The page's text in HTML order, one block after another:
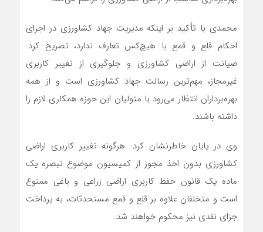
محمدی با تأکید بر اینکه مدیریت جهاد کشاورزی در اجرای
احکام قلع و قمع با هیچ‌کس تعارف ندارد، تصریح کرد:
صیانت از اراضی کشاورزی و جلوگیری از تغییر کاربری
غیرمجاز، مهم‌ترین رسالت جهاد کشاورزی است و از همه
بهره‌برداران انتظار می‌رود با متولیان این حوزه همکاری لازم را
داشته باشند.
وی در پایان خاطرنشان کرد: هرگونه تغییر کاربری اراضی
کشاورزی بدون اخذ مجوز از کمیسیون موضوع تبصره یک
ماده یک قانون حفظ کاربری اراضی زراعی و باغی ممنوع
است و متخلفان علاوه بر قلع و قمع مستحدثات، به پرداخت
جزای نقدی نیز محکوم خواهند شد.